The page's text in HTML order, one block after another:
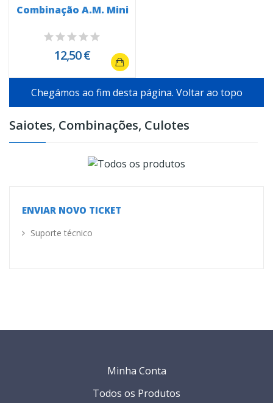
Saiotes, Combinações, Culotes
ENVIAR NOVO TICKET
Suporte técnico
Combinação A.M. Mini
12,50 €
Chegámos ao fim desta página. Voltar ao topo
Minha Conta
Todos os Produtos